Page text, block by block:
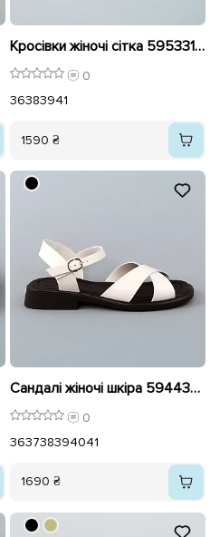
Кросівки жіночі сітка 595331 Бежеві
0
36383941
1590 ₴
Сандалі жіночі шкіра 594433 Бежеві Коричневі
0
363738394041
1690 ₴